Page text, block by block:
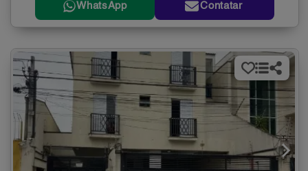
WhatsApp Contatar